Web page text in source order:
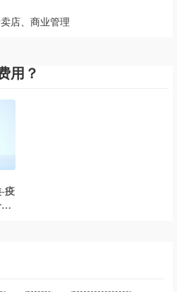
店、商业管理
用？
疫